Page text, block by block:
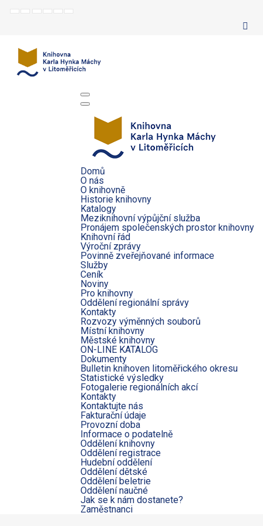
Default
Night
SetSetMakeSet
Domů
O nás
O knihovně
Historie knihovny
Katalogy
Meziknihovní výpůjční služba
Pronájem společenských prostor knihovny
Knihovní řád
Výroční zprávy
Povinně zveřejňované informace
Služby
Ceník
Noviny
Pro knihovny
Oddělení regionální správy
Kontakty
Rozvozy výměnných souborů
Místní knihovny
Městské knihovny
ON-LINE KATALOG
Dokumenty
Bulletin knihoven litoměřického okresu
Statistické výsledky
Fotogalerie regionálních akcí
Kontakty
Kontaktujte nás
Fakturační údaje
Provozní doba
Informace o podatelně
Oddělení knihovny
Oddělení registrace
Hudební oddělení
Oddělení dětské
Oddělení beletrie
Oddělení naučné
Jak se k nám dostanete?
Zaměstnanci